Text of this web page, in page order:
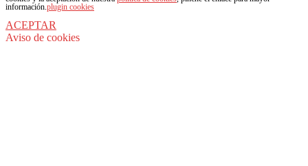
información.plugin cookies
ACEPTAR
Aviso de cookies